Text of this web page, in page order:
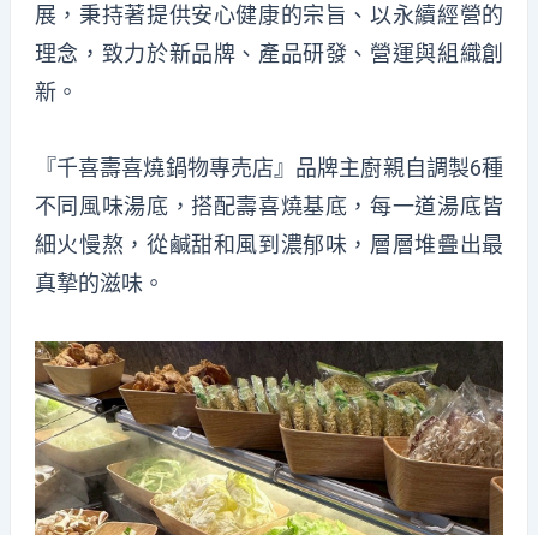
展，秉持著提供安心健康的宗旨、以永續經營的
理念，致力於新品牌、產品研發、營運與組織創
新。
『千喜壽喜燒鍋物專売店』品牌主廚親自調製6種
不同風味湯底，搭配壽喜燒基底，每一道湯底皆
細火慢熬，從鹹甜和風到濃郁味，層層堆疊出最
真摯的滋味。